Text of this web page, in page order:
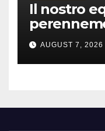
Il nostro
addirittura,
che
AUGUST 7, 2026